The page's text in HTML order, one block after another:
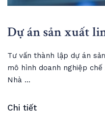
Dự án sản xuất
Tư vấn thành lập dự án
mô hình doanh nghiệp
Nhà ...
Chi tiết